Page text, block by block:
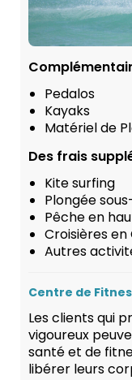
Pedalos
Kayaks
Matériel de
Des frais
Kite surfing
Plongée
Pêche en
Croisières
Autres
Centre de
Les clients qui
vigoureux
santé et de
libérer leurs